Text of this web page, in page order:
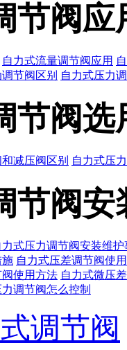
节阀应
自力式流量调节阀应用
节阀区别 自力式压力
节阀选
减压阀区别 自力式压
节阀
力式压力调节阀安装维护
施 自力式压差调节阀
使用方法 自力式微压
调节阀怎么控制
调节阀